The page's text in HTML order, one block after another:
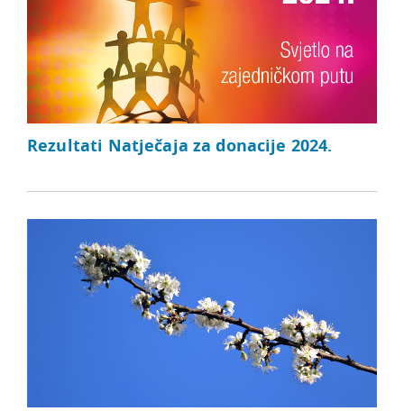
Rezultati Natječaja za donacije 2024.